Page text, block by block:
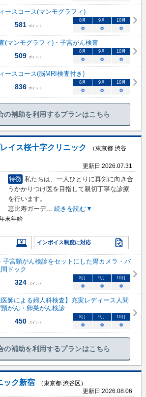
ースコース(マンモグラフィ)
581 ポイント
8 月 9 月 10月
○ ○ ○
(マンモグラフィ)・子宮がん検査
509 ポイント
8 月 9 月 10月
○ ○ ○
ースコース(脳MRI検査付き)
836 ポイント
8 月 9 月 10月
○ ○ ○
の補助を利用するプランはこちら
イス桜十字クリニック
（東京都 渋谷
更新日:2026.07.31
特徴 私たちは、一人ひとりに真剣に向き合
うかかりつけ医を目指して親切丁寧な診療
を行います。
恵比寿ガーデ... 続きを読む▼
末年始
インボイス制度に対応
子宮頸がん検診をセットにした胃カメラ・バ
ドック
324 ポイント
8月 9月 10月
○ ○ ○
師による婦人科検査】充実レディース人間
がん・卵巣がん検診
450 ポイント
8月 9月 10月
○ ○ ○
の補助を利用するプランはこちら
ック新宿
（東京都 渋谷区）
更新日:2026.08.06